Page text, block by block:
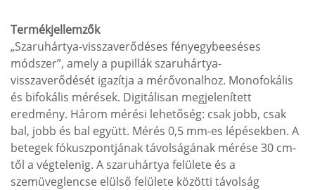
Termékjellemzők
„Szaruhártya-visszaverődéses fényegybeeséses
módszer”, amely a pupillák szaruhártya-
visszaverődését igazítja a mérővonalhoz. Monofokális
és bifokális mérések. Digitálisan megjelenített
eredmény. Három mérési lehetőség: csak jobb, csak
bal, jobb és bal együtt. Mérés 0,5 mm-es lépésekben. A
betegek fókuszpontjának távolságának mérése 30 cm-
től a végtelenig. A szaruhártya felülete és a
szemüveglencse elülső felülete közötti távolság